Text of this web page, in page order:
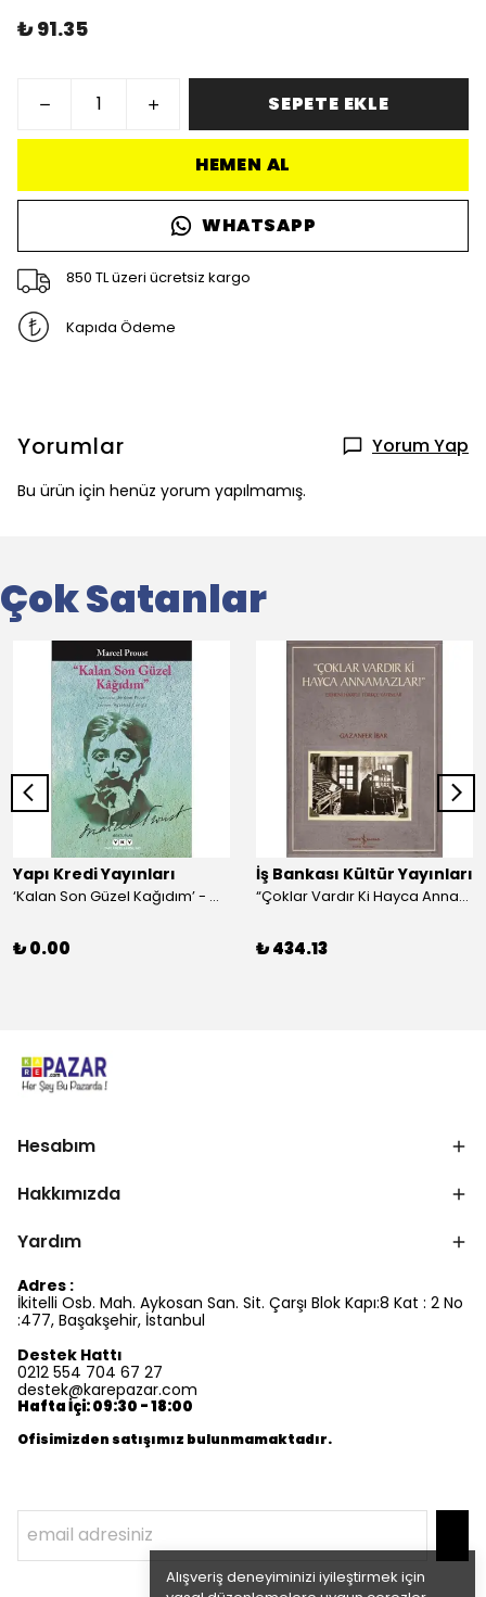
Alışveriş deneyiminizi iyileştirmek için
₺ 91.35
SEPETE EKLE
HEMEN AL
WHATSAPP
850 TL üzeri ücretsiz kargo
Kapıda Ödeme
Yorumlar Yorum Yap
Bu ürün için henüz yorum yapılmamış.
Çok Satanlar
Yapı Kredi Yayınları
‘Kalan Son Güzel Kağıdım’ - Marcel Proust
₺ 0.00
İş Bankası Kültür Yayınları
“Çoklar Vardır Ki Hayca Annamazlar!” - Gazanfer İbar
₺ 434.13
Hesabım
Hakkımızda
Yardım
Adres :
İkitelli Osb. Mah. Aykosan San. Sit. Çarşı Blok Kapı:8 Kat : 2 No
:477, Başakşehir, İstanbul
Destek Hattı
0212 554 704 67 27
destek@karepazar.com
Hafta İçi: 09:30 - 18:00
Ofisimizden satışımız bulunmamaktadır.